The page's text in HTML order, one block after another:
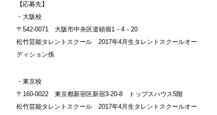
【応募先】
・大阪校
〒542-0071 大阪市中央区道頓堀1－4－20
松竹芸能タレントスクール 2017年4月生タレントスクールオー
ディション係
・東京校
〒160-0022 東京都新宿区新宿3-20-8 トップスハウス5階
松竹芸能タレントスクール 2017年4月生タレントスクールオー